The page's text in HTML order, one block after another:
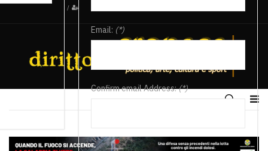
/
Email: (*)
Confirm email Address:(*)